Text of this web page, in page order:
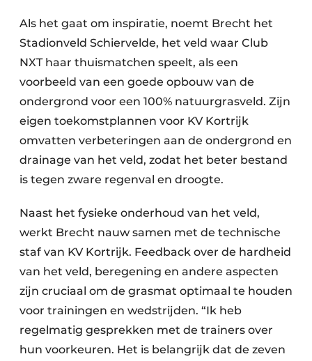
Als het gaat om inspiratie, noemt Brecht het
Stadionveld Schiervelde, het veld waar Club
NXT haar thuismatchen speelt, als een
voorbeeld van een goede opbouw van de
ondergrond voor een 100% natuurgrasveld. Zijn
eigen toekomstplannen voor KV Kortrijk
omvatten verbeteringen aan de ondergrond en
drainage van het veld, zodat het beter bestand
is tegen zware regenval en droogte.
Naast het fysieke onderhoud van het veld,
werkt Brecht nauw samen met de technische
staf van KV Kortrijk. Feedback over de hardheid
van het veld, beregening en andere aspecten
zijn cruciaal om de grasmat optimaal te houden
voor trainingen en wedstrijden. “Ik heb
regelmatig gesprekken met de trainers over
hun voorkeuren. Het is belangrijk dat de zeven